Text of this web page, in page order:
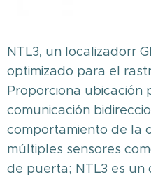
NTL3, un localizadorr
optimizado para el
Proporciona ubicación
comunicación
comportamiento de la
múltiples sensores
de puerta; NTL3 es un